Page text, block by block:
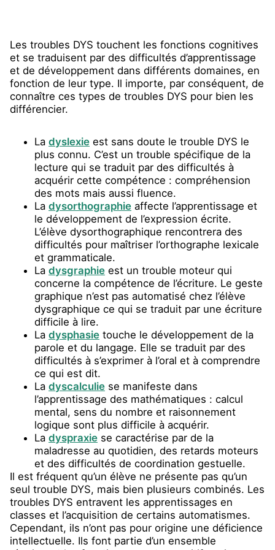
Les troubles DYS touchent les fonctions cognitives
et se traduisent par des difficultés d’apprentissage
et de développement dans différents domaines, en
fonction de leur type. Il importe, par conséquent, de
connaître ces types de troubles DYS pour bien les
différencier.
La dyslexie est sans doute le trouble DYS le
plus connu. C’est un trouble spécifique de la
lecture qui se traduit par des difficultés à
acquérir cette compétence : compréhension
des mots mais aussi fluence.
La dysorthographie affecte l’apprentissage et
le développement de l’expression écrite.
L’élève dysorthographique rencontrera des
difficultés pour maîtriser l’orthographe lexicale
et grammaticale.
La dysgraphie est un trouble moteur qui
concerne la compétence de l’écriture. Le geste
graphique n’est pas automatisé chez l’élève
dysgraphique ce qui se traduit par une écriture
difficile à lire.
La dysphasie touche le développement de la
parole et du langage. Elle se traduit par des
difficultés à s’exprimer à l’oral et à comprendre
ce qui est dit.
La dyscalculie se manifeste dans
l’apprentissage des mathématiques : calcul
mental, sens du nombre et raisonnement
logique sont plus difficile à acquérir.
La dyspraxie se caractérise par de la
maladresse au quotidien, des retards moteurs
et des difficultés de coordination gestuelle.
Il est fréquent qu’un élève ne présente pas qu’un
seul trouble DYS, mais bien plusieurs combinés. Les
troubles DYS entravent les apprentissages en
classes et l’acquisition de certains automatismes.
Cependant, ils n’ont pas pour origine une déficience
intellectuelle. Ils font partie d’un ensemble